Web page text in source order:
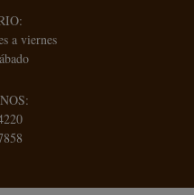
a viernes